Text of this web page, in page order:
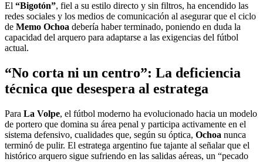
El “Bigotón”, fiel a su estilo directo y sin filtros, ha encendido las
redes sociales y los medios de comunicación al asegurar que el ciclo
de Memo Ochoa debería haber terminado, poniendo en duda la
capacidad del arquero para adaptarse a las exigencias del fútbol
actual.
“No corta ni un centro”: La deficiencia
técnica que desespera al estratega
Para La Volpe, el fútbol moderno ha evolucionado hacia un modelo
de portero que domina su área penal y participa activamente en el
sistema defensivo, cualidades que, según su óptica, Ochoa nunca
terminó de pulir. El estratega argentino fue tajante al señalar que el
histórico arquero sigue sufriendo en las salidas aéreas, un “pecado